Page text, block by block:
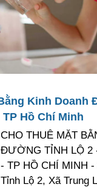
Kinh Doanh
Hồ Chí Minh
CHO THUÊ MẶT
ĐƯỜNG TỈNH LỘ 2
- TP HỒ CHÍ MINH
Tỉnh Lộ 2, Xã Trung